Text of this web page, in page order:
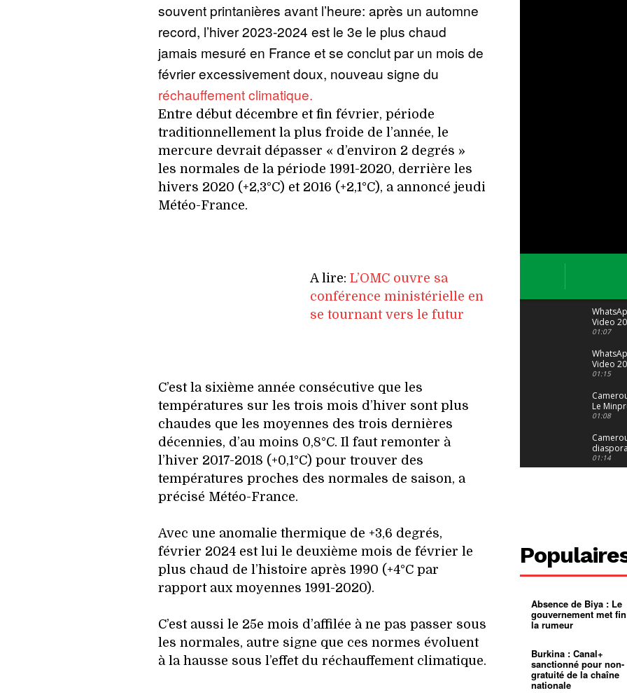
souvent printanières avant l’heure: après un automne
record, l’hiver 2023-2024 est le 3e le plus chaud
jamais mesuré en France et se conclut par un mois de
février excessivement doux, nouveau signe du
réchauffement climatique.
Entre début décembre et fin février, période
traditionnellement la plus froide de l’année, le
mercure devrait dépasser « d’environ 2 degrés »
les normales de la période 1991-2020, derrière les
hivers 2020 (+2,3°C) et 2016 (+2,1°C), a annoncé jeudi
Météo-France.
A lire: L’OMC ouvre sa
conférence ministérielle en
se tournant vers le futur
C’est la sixième année consécutive que les
températures sur les trois mois d’hiver sont plus
chaudes que les moyennes des trois dernières
décennies, d’au moins 0,8°C. Il faut remonter à
l’hiver 2017-2018 (+0,1°C) pour trouver des
températures proches des normales de saison, a
précisé Météo-France.
Avec une anomalie thermique de +3,6 degrés,
février 2024 est lui le deuxième mois de février le
plus chaud de l’histoire après 1990 (+4°C par
rapport aux moyennes 1991-2020).
C’est aussi le 25e mois d’affilée à ne pas passer sous
les normales, autre signe que ces normes évoluent
à la hausse sous l’effet du réchauffement climatique.
Video
04 at 15
01:07
Video
29 at 12
01:15
Le
alerte
jeunes
01:08
diaspora
suivra-t-
l’appel
01:14
400 000
pasteur
L’État
d’or
Croyance
spirituel
mentale
Pénurie
à
mettra-t-
01:12
Absence de Biya : Le
gouvernement met
la rumeur
Burkina : Canal+
sanctionné pour non-
gratuité de la chaîne
nationale